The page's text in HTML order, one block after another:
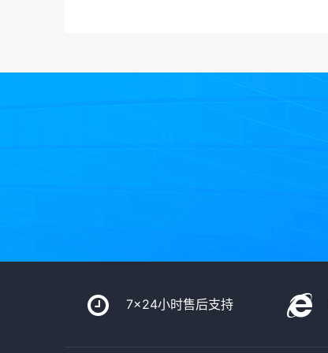
7x24小时售后支持